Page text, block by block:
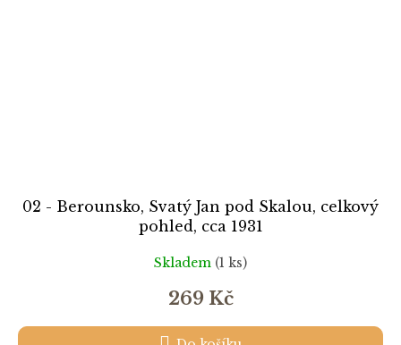
02 - Berounsko, Svatý Jan pod Skalou, celkový
pohled, cca 1931
Skladem (1 ks)
269 Kč